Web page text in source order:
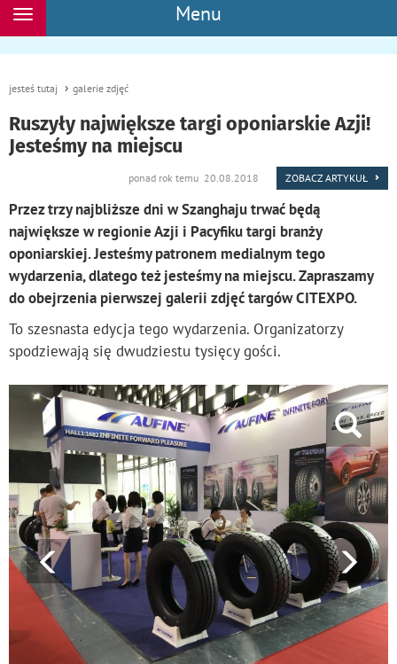
Menu
Rozwiń
jesteś tutaj galerie zdjęć
Ruszyły największe targi oponiarskie Azji!
Jesteśmy na miejscu
ponad rok temu 20.08.2018 ZOBACZ ARTYKUŁ
Przez trzy najbliższe dni w Szanghaju trwać będą
największe w regionie Azji i Pacyfiku targi branży
oponiarskiej. Jesteśmy patronem medialnym tego
wydarzenia, dlatego też jesteśmy na miejscu. Zapraszamy
do obejrzenia pierwszej galerii zdjęć targów CITEXPO.
To szesnasta edycja tego wydarzenia. Organizatorzy
spodziewają się dwudziestu tysięcy gości.